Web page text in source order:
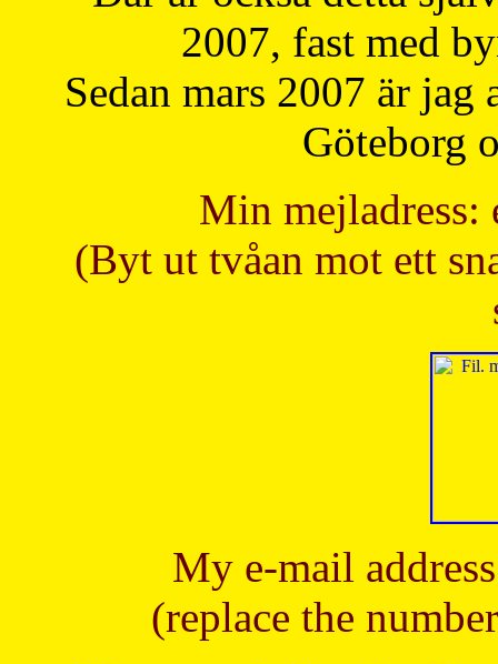
2007, fast med
Sedan mars 2007 är
Göteborg
Min mejladress:
(Byt ut tvåan mot ett
My e-mail
(replace the